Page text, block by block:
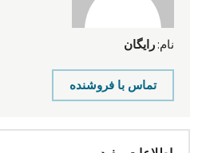
نام: رایگان
تماس با فروشنده